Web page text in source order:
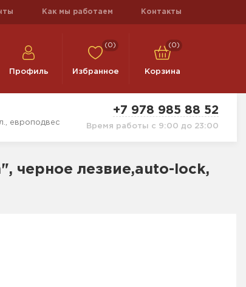
Как мы работаем Контакты
Профиль
(0)
Избранное
(0)
Корзина
европодвес
+7 978 985 88 52
Время работы с 9:00 до 23:00
черное лезвие,auto-lock,